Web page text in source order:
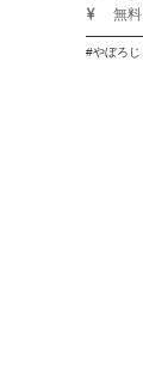
無料
やぼろじ